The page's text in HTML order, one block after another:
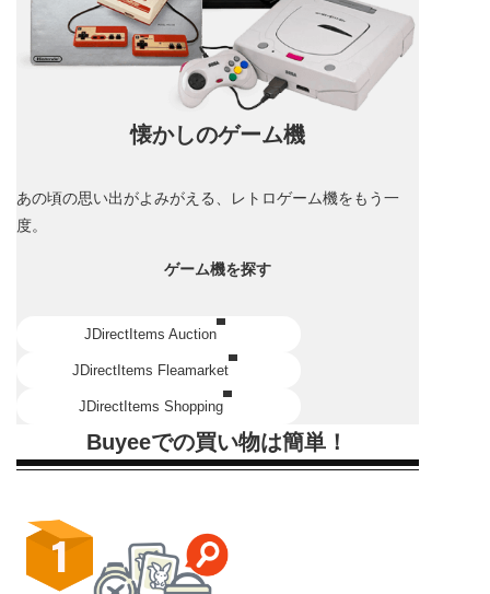
懐かしのゲーム機
あの頃の思い出がよみがえる、レトロゲーム機をもう一
度。
ゲーム機を探す
JDirectItems Auction
JDirectItems Fleamarket
JDirectItems Shopping
Buyeeでの買い物は簡単！